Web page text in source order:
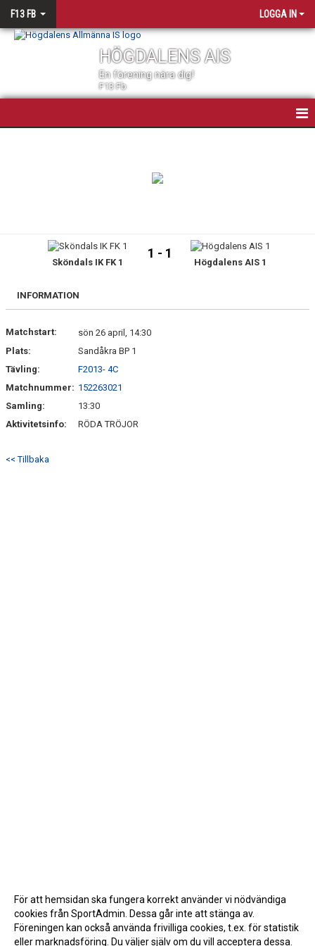
F13 FB LOGGA IN
HÖGDALENS AIS
En förening nära dig!
F13 Fb
BILDGALLERI
KONTAKT
Sköndals IK FK 1
1 - 1
Högdalens AIS 1
INFORMATION
Matchstart:
sön 26 april, 14:30
Plats:
Sandåkra BP 1
Tävling:
F2013- 4C
Matchnummer: 152263021
Samling:
13:30
Aktivitetsinfo:
RÖDA TRÖJOR
<< Tillbaka
För att hemsidan ska fungera korrekt använder vi nödvändiga
cookies från SportAdmin. Dessa går inte att stänga av.
Föreningen kan också använda frivilliga cookies, t.ex. för statistik
eller marknadsföring. Du väljer själv om du vill acceptera dessa.